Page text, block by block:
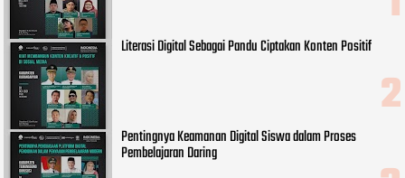
Literasi Digital Sebagai Pandu Ciptakan Konten Positif
Pentingnya Keamanan Digital Siswa dalam Proses
Pembelajaran Daring